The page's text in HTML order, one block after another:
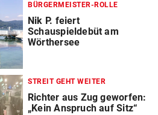
BÜRGERMEISTER-ROLLE
Nik P. feiert
Schauspieldebüt am
Wörthersee
STREIT GEHT WEITER
Richter aus Zug geworfen:
„Kein Anspruch auf Sitz“